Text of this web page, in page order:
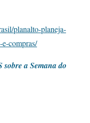
planalto-planeja-
compras/
a Semana do